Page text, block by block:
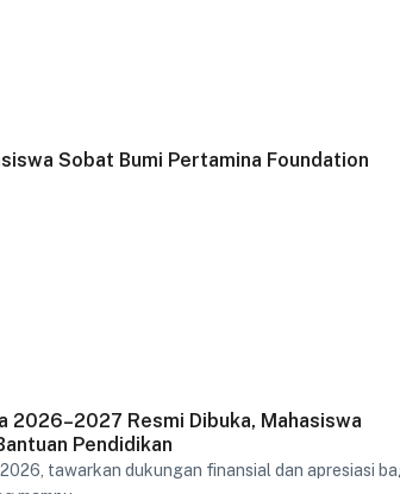
Sobat Bumi Pertamina Foundation
2026–2027 Resmi Dibuka, Mahasiswa
Pendidikan
tawarkan dukungan finansial dan apresiasi